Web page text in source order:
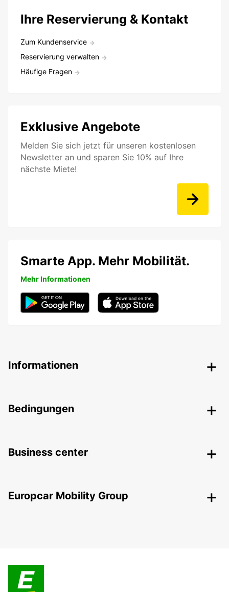
Ihre Reservierung & Kontakt
Zum Kundenservice
Reservierung verwalten
Häufige Fragen
Exklusive Angebote
Melden Sie sich jetzt für unseren kostenlosen
Newsletter an und sparen Sie 10% auf Ihre
nächste Miete!
Smarte App. Mehr Mobilität.
Mehr Informationen
Informationen
Bedingungen
Business center
Europcar Mobility Group